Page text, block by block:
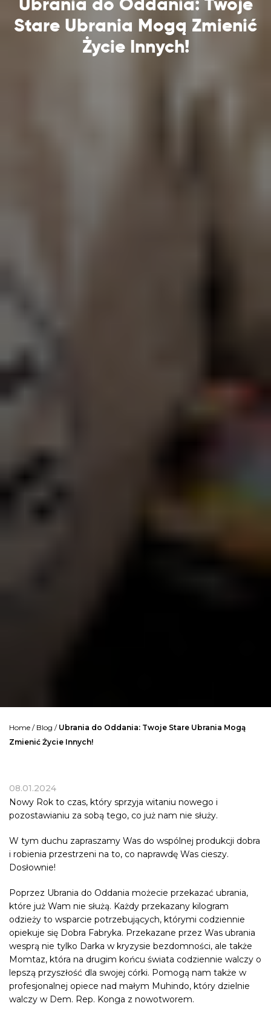
Stare Ubrania Mogą Zmienić
Życie Innych!
Home / Blog / Ubrania do Oddania: Twoje Stare Ubrania Mogą
Zmienić Życie Innych!
08.01.2024
Nowy Rok to czas, który sprzyja witaniu nowego i
pozostawianiu za sobą tego, co już nam nie służy.
W tym duchu zapraszamy Was do wspólnej produkcji dobra
i robienia przestrzeni na to, co naprawdę Was cieszy.
Dosłownie!
Poprzez Ubrania do Oddania możecie przekazać ubrania,
które już Wam nie służą. Każdy przekazany kilogram
odzieży to wsparcie potrzebujących, którymi codziennie
opiekuje się Dobra Fabryka. Przekazane przez Was ubrania
wesprą nie tylko Darka w kryzysie bezdomności, ale także
Momtaz, która na drugim końcu świata codziennie walczy o
lepszą przyszłość dla swojej córki. Pomogą nam także w
profesjonalnej opiece nad małym Muhindo, który dzielnie
walczy w Dem. Rep. Konga z nowotworem.